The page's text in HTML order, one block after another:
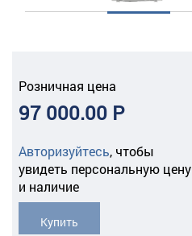
Розничная цена
97 000.00 Р
Авторизуйтесь, чтобы
увидеть персональную цену
и наличие
Купить